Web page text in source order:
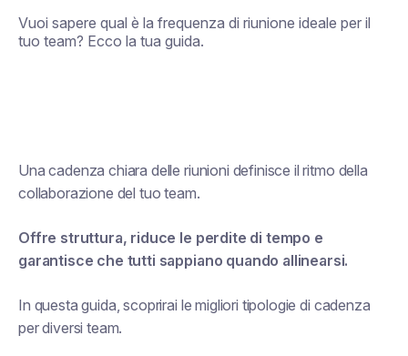
Vuoi sapere qual è la frequenza di riunione ideale per il
tuo team? Ecco la tua guida.
Una cadenza chiara delle riunioni definisce il ritmo della
collaborazione del tuo team.
Offre struttura, riduce le perdite di tempo e
garantisce che tutti sappiano quando allinearsi.
In questa guida, scoprirai le migliori tipologie di cadenza
per diversi team.